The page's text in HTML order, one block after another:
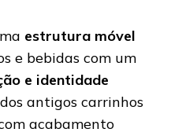
estrutura móvel
e bebidas com um
e identidade
antigos carrinhos
acabamento